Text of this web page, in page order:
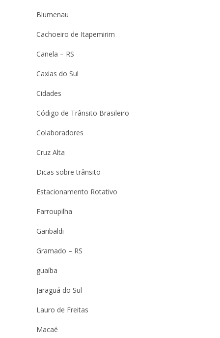
Blumenau
Cachoeiro de Itapemirim
Canela – RS
Caxias do Sul
Cidades
Código de Trânsito Brasileiro
Colaboradores
Cruz Alta
Dicas sobre trânsito
Estacionamento Rotativo
Farroupilha
Garibaldi
Gramado – RS
guaíba
Jaraguá do Sul
Lauro de Freitas
Macaé